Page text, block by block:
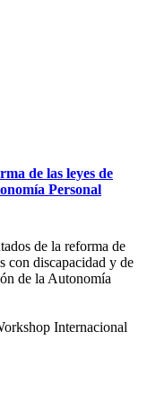
de las leyes de
Personal
de la reforma de
con discapacidad y de
de la Autonomía